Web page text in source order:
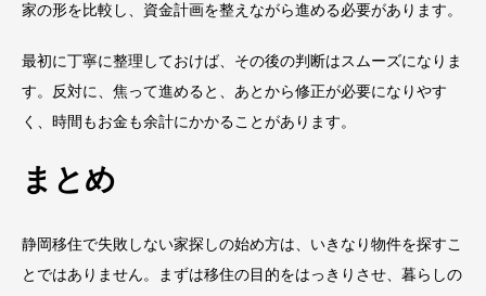
家の形を比較し、資金計画を整えながら進める必要があります。
最初に丁寧に整理しておけば、その後の判断はスムーズになりま
す。反対に、焦って進めると、あとから修正が必要になりやす
く、時間もお金も余計にかかることがあります。
まとめ
静岡移住で失敗しない家探しの始め方は、いきなり物件を探すこ
とではありません。まずは移住の目的をはっきりさせ、暮らしの